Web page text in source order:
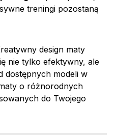
treningi pozostaną
design maty
nie tylko efektywny, ale
dostępnych modeli w
o różnorodnych
do Twojego